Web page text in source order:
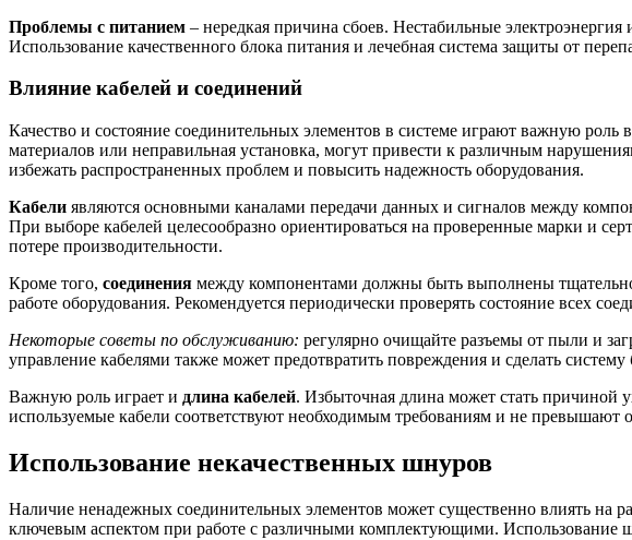
Проблемы с питанием – нередкая причина сбоев. Нестабильные
Использование качественного блока питания и лечебная система защиты от
Влияние кабелей и соединений
Качество и состояние соединительных элементов в системе играют важную
материалов или неправильная установка, могут привести к различным
избежать распространенных проблем и повысить надежность оборудования.
Кабели являются основными каналами передачи данных и сигналов между
При выборе кабелей целесообразно ориентироваться на проверенные марки и
потере производительности.
Кроме того, соединения между компонентами должны быть выполнены
работе оборудования. Рекомендуется периодически проверять состояние всех
Некоторые советы по обслуживанию: регулярно очищайте разъемы от пыли и
управление кабелями также может предотвратить повреждения и сделать систему
Важную роль играет и длина кабелей. Избыточная длина может стать причиной
используемые кабели соответствуют необходимым требованиям и не превышают
Использование некачественных шнуров
Наличие ненадежных соединительных элементов может существенно влиять на
ключевым аспектом при работе с различными комплектующими. Использование